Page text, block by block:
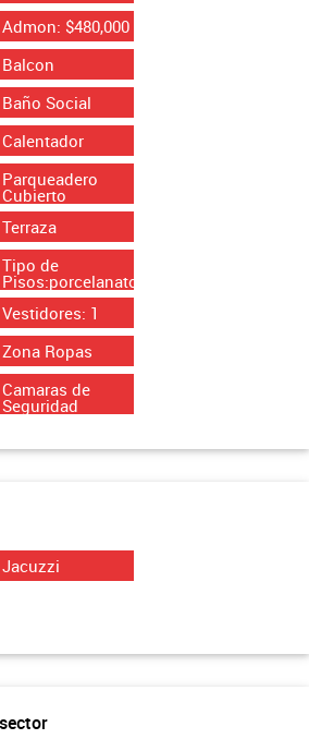
Admon: $480,000
Balcon
Baño Social
Calentador
Parqueadero
Cubierto
Terraza
Tipo de
Pisos:porcelanato
Vestidores: 1
Zona Ropas
Camaras de
Seguridad
Jacuzzi